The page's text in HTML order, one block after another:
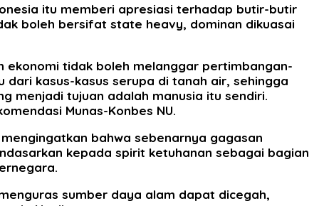
itu memberi apresiasi terhadap butir-butir
boleh bersifat state heavy, dominan dikuasai
ekonomi tidak boleh melanggar pertimbangan-
kasus-kasus serupa di tanah air, sehingga
menjadi tujuan adalah manusia itu sendiri.
Munas-Konbes NU.
bahwa sebenarnya gagasan
kepada spirit ketuhanan sebagai bagian
sumber daya alam dapat dicegah,